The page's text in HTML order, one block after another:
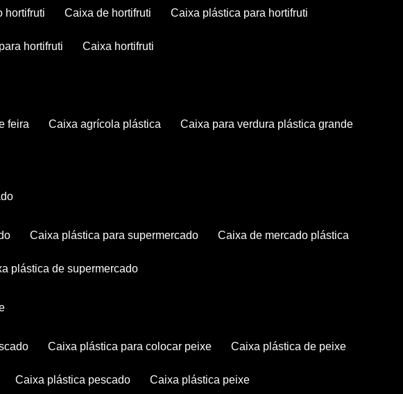
hortifruti caixa de hortifruti caixa plástica para hortifruti
hortifruti caixa hortifruti
feira caixa agrícola plástica caixa para verdura plástica grande
caixa plástica para supermercado caixa de mercado plástica
plástica de supermercado
caixa plástica para colocar peixe caixa plástica de peixe
caixa plástica pescado caixa plástica peixe